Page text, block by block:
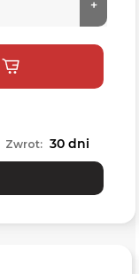
Zwrot: 30 dni